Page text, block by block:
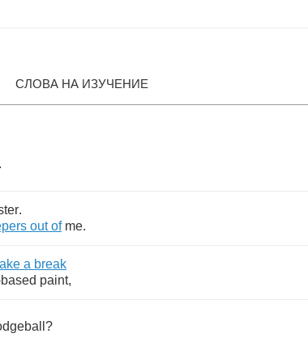
СЛОВА НА ИЗУЧЕНИЕ
.
.
out of me.
a break
based paint,
?